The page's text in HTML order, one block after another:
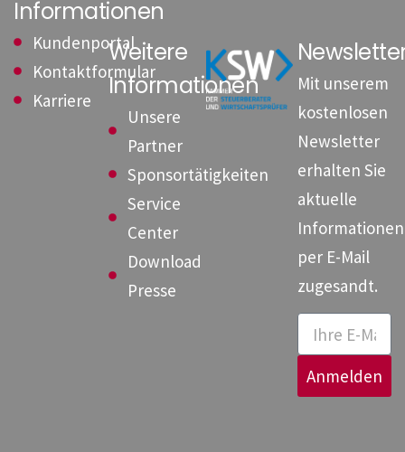
Informationen
Kundenportal
Kontaktformular
Karriere
Weitere
Informationen
Unsere
Partner
Sponsortätigkeiten
Service
Center
Download
Presse
Mit unserem
kostenlosen
Newsletter
erhalten Sie
aktuelle
Informationen
per E-Mail
zugesandt.
Anmelden